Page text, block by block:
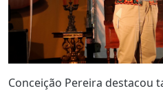
Conceição Pereira destacou